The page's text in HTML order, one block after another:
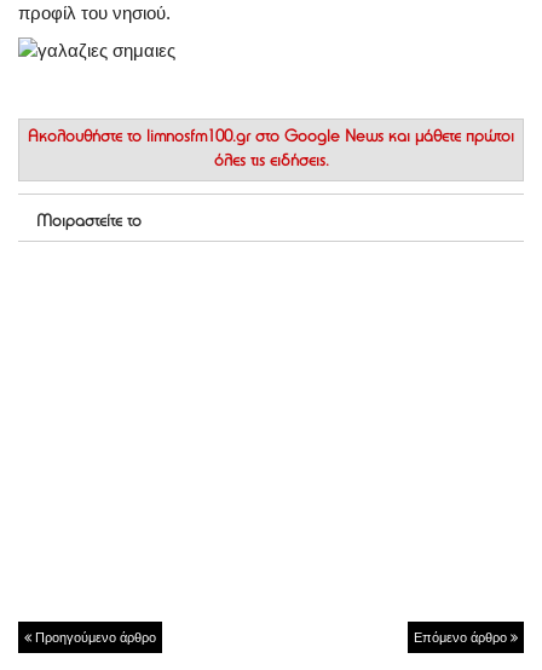
προφίλ του νησιού.
Ακολουθήστε το limnosfm100.gr στο Google News και μάθετε πρώτοι
όλες τις ειδήσεις.
Μοιραστείτε το
Προηγούμενο άρθρο Επόμενο άρθρο